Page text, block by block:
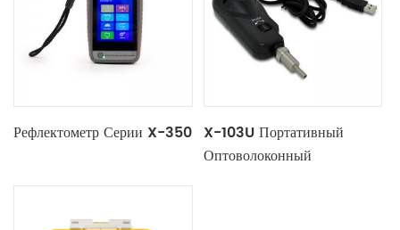
Рефлектометр Серии X-350 X-103U Портативный
Оптоволоконный